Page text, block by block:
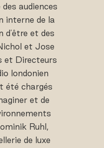
audiences
interne de la
d'être et des
et Jose
et Directeurs
londonien
été chargés
et de
Ruhl,
de luxe